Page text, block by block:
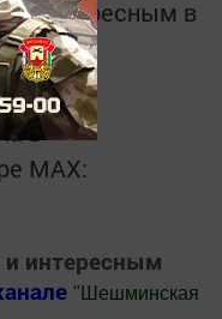
и интересным в
в
MАХ:
интересным
" Шешминская